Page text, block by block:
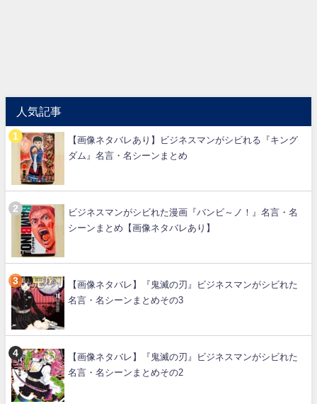
人気記事
【画像ネタバレあり】ビジネスマンがシビれる『キング
ダム』名言・名シーンまとめ
ビジネスマンがシビれた漫画『バンビ～ノ！』名言・名
シーンまとめ【画像ネタバレあり】
【画像ネタバレ】『鬼滅の刃』ビジネスマンがシビれた
名言・名シーンまとめその3
【画像ネタバレ】『鬼滅の刃』ビジネスマンがシビれた
名言・名シーンまとめその2